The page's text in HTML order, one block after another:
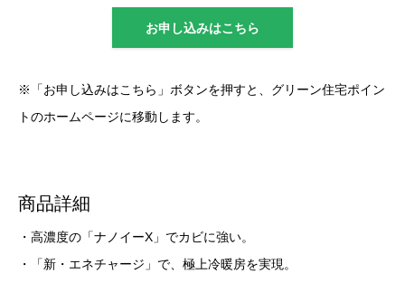
お申し込みはこちら
※「お申し込みはこちら」ボタンを押すと、グリーン住宅ポイン
トのホームページに移動します。
商品詳細
・高濃度の「ナノイーX」でカビに強い。
・「新・エネチャージ」で、極上冷暖房を実現。